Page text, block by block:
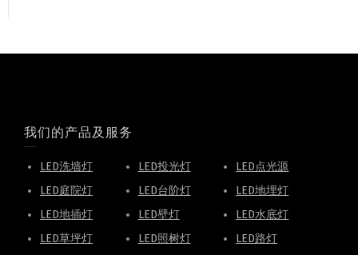
我们的产品及服务
LED洗墙灯 LED投光灯
LED点光源
LED庭院灯
LED台阶灯
LED地埋灯
LED地插灯
LED壁灯
LED水底灯
LED草坪灯
LED照树灯
LED路灯